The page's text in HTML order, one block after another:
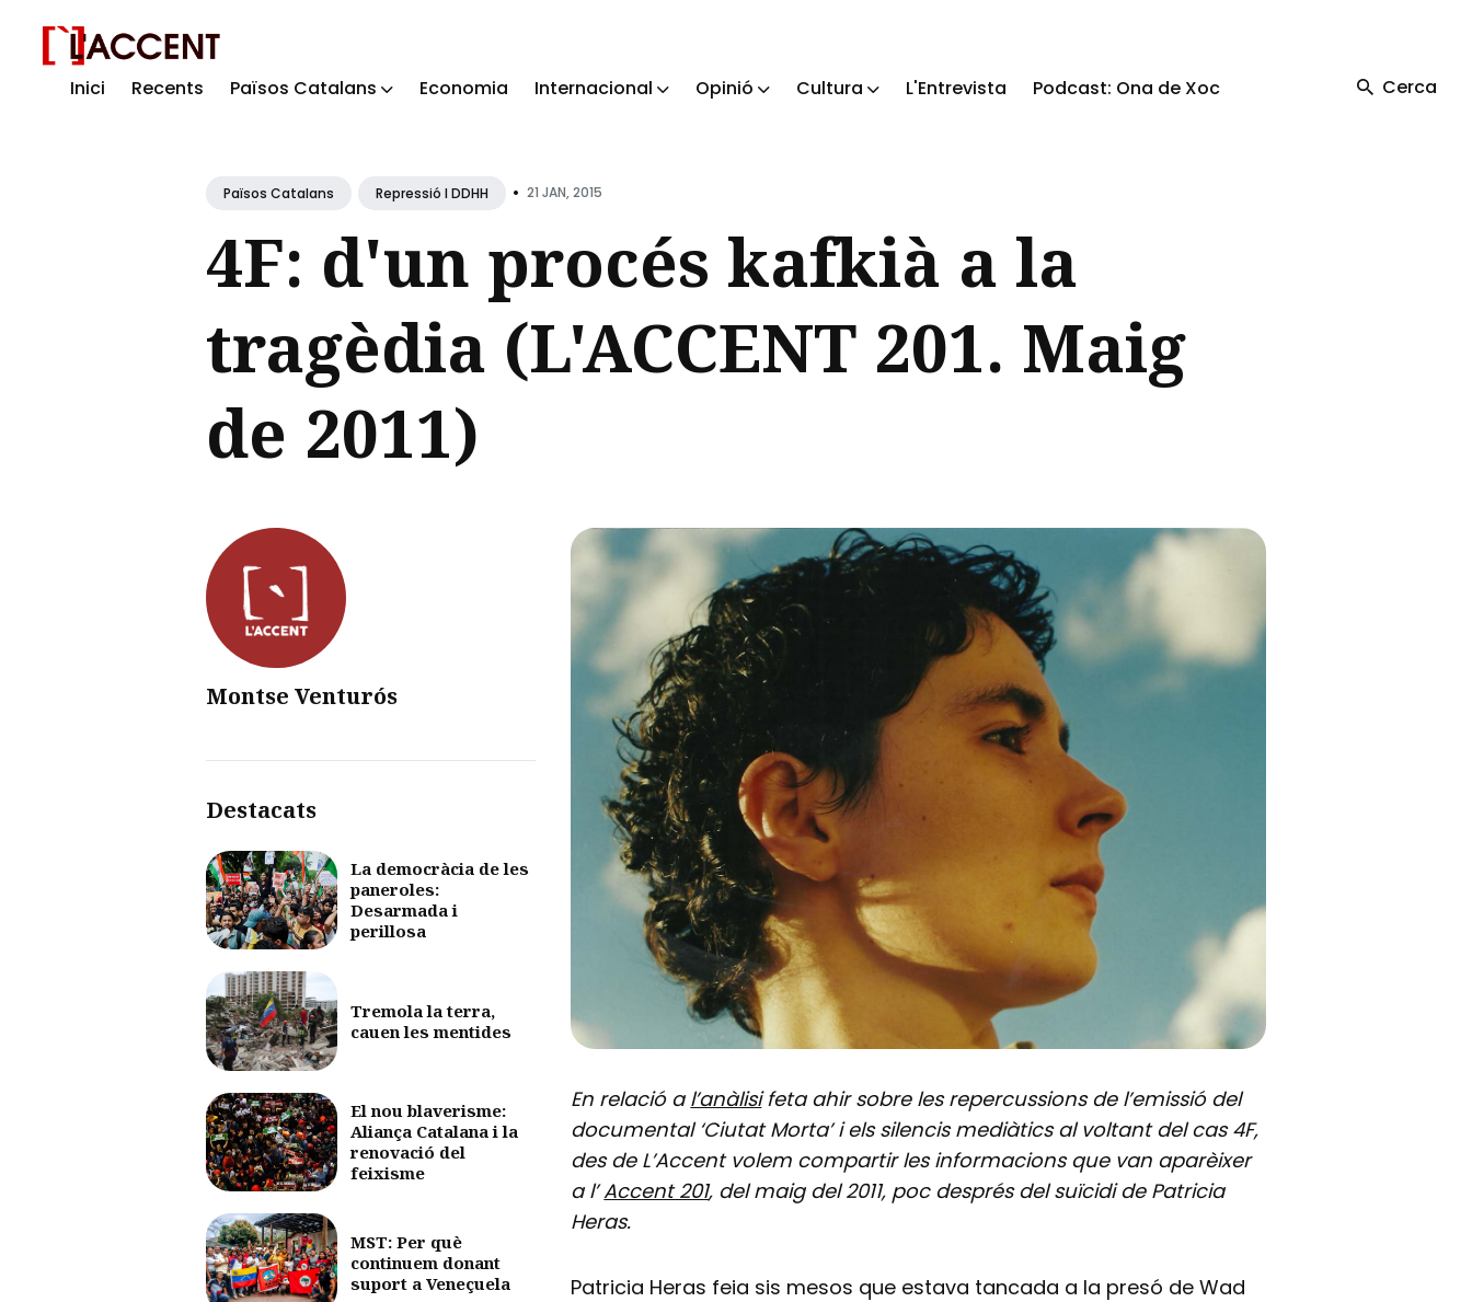
Inici Recents Països Catalans Economia Internacional Opinió Cultura L'Entrevista Podcast: Ona de Xoc Cerca
Blog
Països Catalans Repressió I DDHH • 21 JAN, 2015
4F: d'un procés kafkià a la
tragèdia (L'ACCENT 201. Maig
de 2011)
Montse Venturós
Destacats
La democràcia de les
paneroles:
Desarmada i
perillosa
Tremola la terra,
cauen les mentides
El nou blaverisme:
Aliança Catalana i la
renovació del
feixisme
MST: Per què
continuem donant
suport a Veneçuela
En relació al’anàlisifeta ahir sobre les repercussions de l’emissió del
documental ‘Ciutat Morta’ i els silencis mediàtics al voltant del cas 4F,
des de L’Accent volem compartir les informacions que van aparèixer
a l’Accent 201, del maig del 2011, poc després del suïcidi de Patricia
Heras.
Patricia Heras feia sis mesos que estava tancada a la presó de Wad